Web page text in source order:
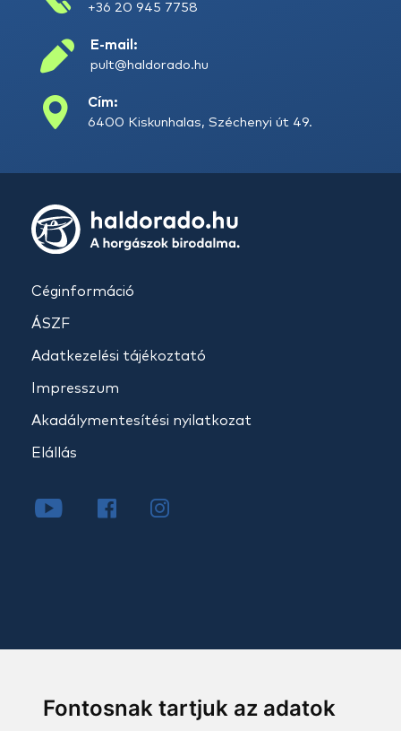
Fontosnak tartjuk az adatok
+36 20 945 7758
E-mail:
pult@haldorado.hu
Cím:
6400 Kiskunhalas, Széchenyi út 49.
Céginformáció
ÁSZF
Adatkezelési tájékoztató
Impresszum
Akadálymentesítési nyilatkozat
Elállás